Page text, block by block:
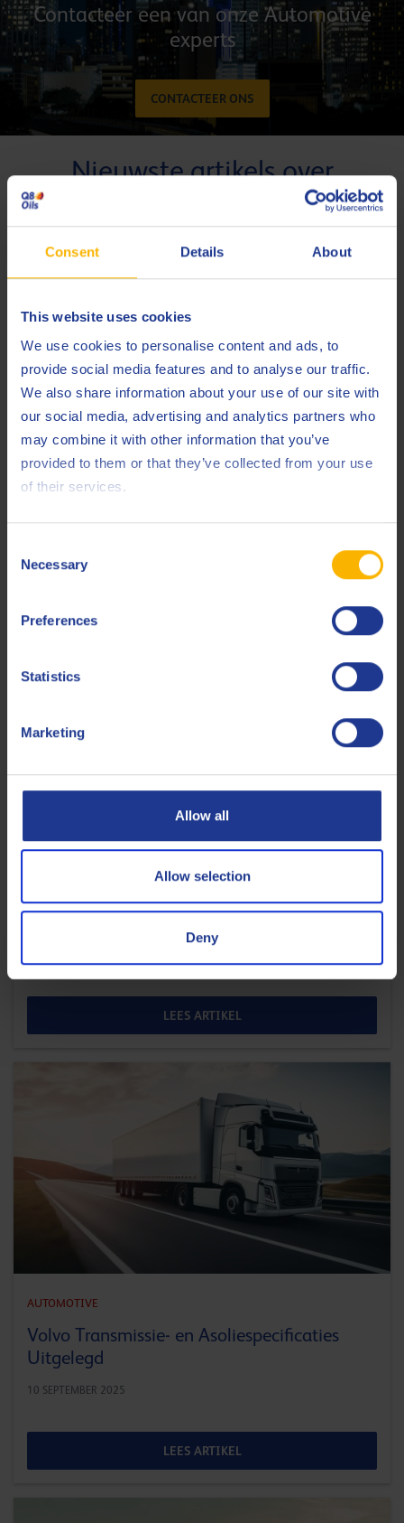
Consent Details About
This website uses cookies
We use cookies to personalise content and ads, to
provide social media features and to analyse our traffic.
We also share information about your use of our site with
our social media, advertising and analytics partners who
may combine it with other information that you’ve
provided to them or that they’ve collected from your use
of their services.
Selection
Necessary
Preferences
Statistics
Marketing
Allow all
Allow selection
Deny
Contacteer een van onze Automotive
experts
CONTACTEER ONS
Nieuwste artikels over
Uitgelegd
Iveco-motoroliespecificaties: Light-Duty en
LEES ARTIKEL
AUTOMOTIVE
Volvo Transmissie- en Asoliespecificaties
Uitgelegd
10 SEPTEMBER 2025
LEES ARTIKEL